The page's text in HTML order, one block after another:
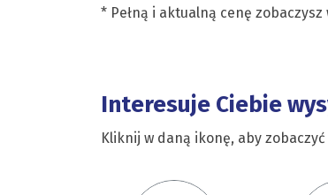
* Pełną i aktualną cenę
Interesuje Ciebie
Kliknij w daną ikonę, aby zobaczyć